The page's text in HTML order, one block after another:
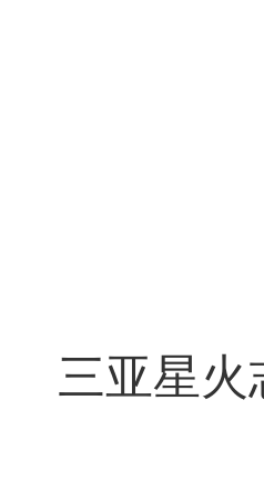
三亚星火